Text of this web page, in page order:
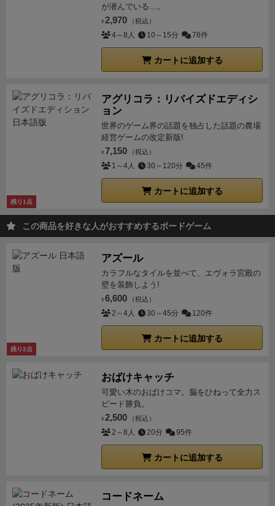
が潜んでいる…。
¥ 2,970 （税込）
4～8人 10～15分 76件
カートに追加する
残り1点
アグリコラ：リバイズドエディシ
ョン
世界のゲーム界の話題を独占した話題の農場
経営ゲームの改定新版!
¥ 7,150 （税込）
1～4人 30～120分 45件
カートに追加する
この商品を好きな人がおすすめするボードゲーム
残り2点
アズール
カラフルなタイルを並べて、エヴォラ宮殿の
壁を装飾しよう!
¥ 6,600 （税込）
2～4人 30～45分 120件
カートに追加する
おばけキャッチ
可愛い木のおばけコマ。脳をひねって全力ス
ピード勝負。
¥ 2,500 （税込）
2～8人 20分 95件
カートに追加する
コードネーム